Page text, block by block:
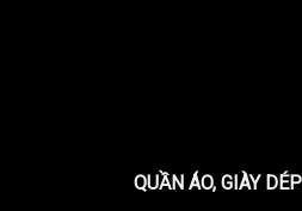
QUẦN ÁO, GIÀY